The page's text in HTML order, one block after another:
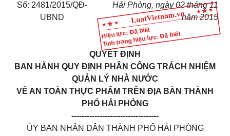
Hiệu lực: Đã biết
Tình trạng hiệu lực: Đã biết
Số: 2481/2015/QĐ-
UBND
Hải Phòng, ngày02tháng11
năm2015
QUYẾT ĐỊNH
BAN HÀNH QUY ĐỊNH PHÂN CÔNG TRÁCH NHIỆM
QUẢN LÝ NHÀ NƯỚC
VỀ AN TOÀN THỰC PHẨM TRÊN ĐỊA BÀN THÀNH
PHỐ HẢI PHÒNG
----------------------------------
ỦY BAN NHÂN DÂN THÀNH PHỐ HẢI PHÒNG